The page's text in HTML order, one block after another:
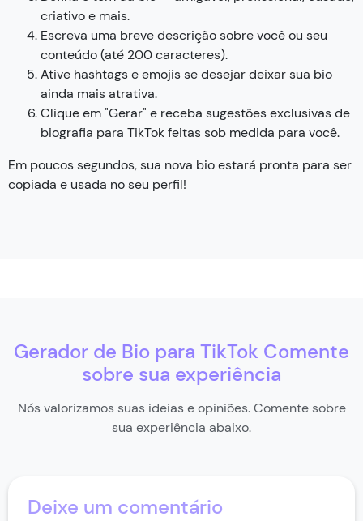
criativo e mais.
Escreva uma breve descrição sobre você ou seu
conteúdo (até 200 caracteres).
Ative hashtags e emojis se desejar deixar sua bio
ainda mais atrativa.
Clique em "Gerar" e receba sugestões exclusivas de
biografia para TikTok feitas sob medida para você.
Em poucos segundos, sua nova bio estará pronta para ser
copiada e usada no seu perfil!
Gerador de Bio para TikTok Comente
sobre sua experiência
Nós valorizamos suas ideias e opiniões. Comente sobre
sua experiência abaixo.
Deixe um comentário